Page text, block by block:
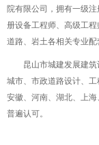
院有限公司，拥有一级
册设备工程师、高级工
道路、岩土各相关专业配
昆山市城建发展建
城市、市政道路设计、工
安徽、河南、湖北、上
普遍认可。